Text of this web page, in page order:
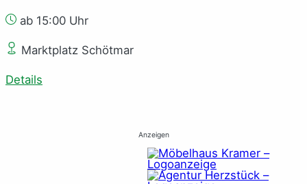
ab 15:00 Uhr
Marktplatz Schötmar
Details
Anzeigen